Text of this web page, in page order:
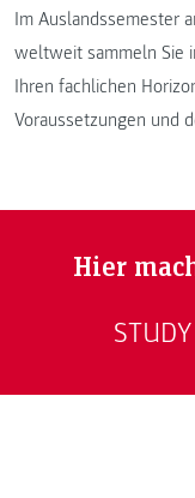
Im Auslandssemester
weltweit sammeln Sie
Ihren fachlichen
Voraussetzungen und
Hier